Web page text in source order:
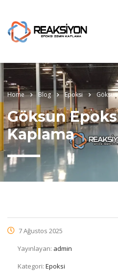
Home Blog Epoksi
Göksun
Kaplama
7 Ağustos 2025
Yayınlayan: admin
Kategori: Epoksi